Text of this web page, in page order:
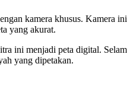
kamera khusus. Kamera
yang akurat.
ini menjadi peta digital.
yang dipetakan.